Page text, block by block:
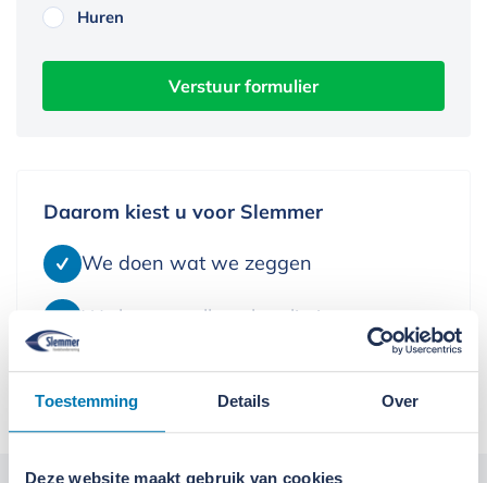
Toestemming Details Over
Deze website maakt gebruik van cookies
Huren
Verstuur formulier
Daarom kiest u voor Slemmer
We doen wat we zeggen
We leveren alleen kwaliteit
We denken in oplossingen